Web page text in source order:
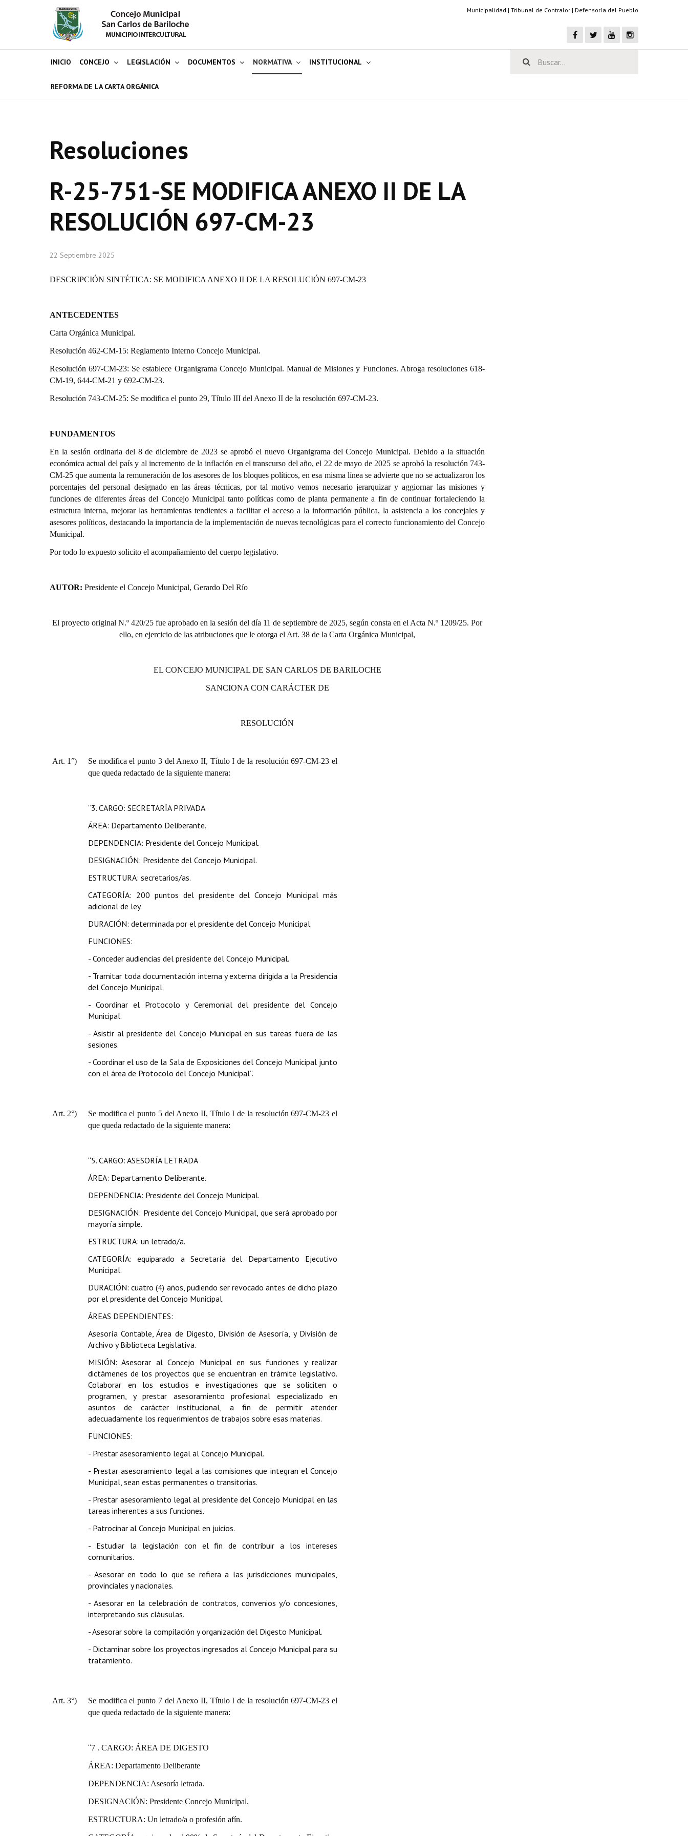
Municipalidad | Tribunal de Contralor | Defensoría del Pueblo
INICIO CONCEJO LEGISLACIÓN DOCUMENTOS NORMATIVA INSTITUCIONAL
REFORMA DE LA CARTA ORGÁNICA
Resoluciones
R-25-751-SE MODIFICA ANEXO II DE LA
RESOLUCIÓN 697-CM-23
22 Septiembre 2025
DESCRIPCIÓN SINTÉTICA: SE MODIFICA ANEXO II DE LA RESOLUCIÓN 697-CM-23
ANTECEDENTES
Carta Orgánica Municipal.
Resolución 462-CM-15: Reglamento Interno Concejo Municipal.
Resolución 697-CM-23: Se establece Organigrama Concejo Municipal. Manual de Misiones y Funciones. Abroga resoluciones 618-
CM-19, 644-CM-21 y 692-CM-23.
Resolución 743-CM-25: Se modifica el punto 29, Título III del Anexo II de la resolución 697-CM-23.
FUNDAMENTOS
En la sesión ordinaria del 8 de diciembre de 2023 se aprobó el nuevo Organigrama del Concejo Municipal.Debido a la situación
económica actual del país y al incremento de la inflación en el transcurso del año, el 22 de mayo de 2025 se aprobó la resolución 743-
CM-25 que aumenta la remuneración de los asesores de los bloques políticos, en esa misma línea se advierte que no se actualizaron los
porcentajes del personal designado en las áreas técnicas, por tal motivo vemos necesario jerarquizar y aggiornar las misiones y
funciones de diferentes áreas del Concejo Municipal tanto políticas como de planta permanente a fin de continuar fortaleciendo la
estructura interna, mejorar las herramientas tendientes a facilitar el acceso a la información pública, la asistencia a los concejales y
asesores políticos, destacando la importancia de la implementación de nuevas tecnológicas para el correcto funcionamiento del Concejo
Municipal.
Por todo lo expuesto solicito el acompañamiento del cuerpo legislativo.
AUTOR: Presidente el Concejo Municipal, Gerardo Del Río
El proyecto original N.º 420/25 fue aprobado en la sesión del día 11 de septiembre de 2025, según consta en el Acta N.º 1209/25. Por
ello, en ejercicio de las atribuciones que le otorga el Art. 38 de la Carta Orgánica Municipal,
EL CONCEJO MUNICIPAL DE SAN CARLOS DE BARILOCHE
SANCIONA CON CARÁCTER DE
RESOLUCIÓN
Art. 1°)
Se modifica el punto 3 del Anexo II, Título I de la resolución 697-CM-23 el
que queda redactado de la siguiente manera:
“3. CARGO: SECRETARÍA PRIVADA
ÁREA: Departamento Deliberante.
DEPENDENCIA: Presidente del Concejo Municipal.
DESIGNACIÓN: Presidente del Concejo Municipal.
ESTRUCTURA: secretarios/as.
CATEGORÍA: 200 puntos del presidente del Concejo Municipal más
adicional de ley.
DURACIÓN: determinada por el presidente del Concejo Municipal.
FUNCIONES:
- Conceder audiencias del presidente del Concejo Municipal.
- Tramitar toda documentación interna y externa dirigida a la Presidencia
del Concejo Municipal.
- Coordinar el Protocolo y Ceremonial del presidente del Concejo
Municipal.
- Asistir al presidente del Concejo Municipal en sus tareas fuera de las
sesiones.
- Coordinar el uso de la Sala de Exposiciones del Concejo Municipal junto
con el área de Protocolo del Concejo Municipal”.
Art. 2°)
Se modifica el punto 5 del Anexo II, Título I de la resolución 697-CM-23 el
que queda redactado de la siguiente manera:
“5. CARGO: ASESORÍA LETRADA
ÁREA: Departamento Deliberante.
DEPENDENCIA: Presidente del Concejo Municipal.
DESIGNACIÓN: Presidente del Concejo Municipal, que será aprobado por
mayoría simple.
ESTRUCTURA: un letrado/a.
CATEGORÍA: equiparado a Secretaría del Departamento Ejecutivo
Municipal.
DURACIÓN: cuatro (4) años, pudiendo ser revocado antes de dicho plazo
por el presidente del Concejo Municipal.
ÁREAS DEPENDIENTES:
Asesoría Contable, Área de Digesto, División de Asesoría, y División de
Archivo y Biblioteca Legislativa.
MISIÓN: Asesorar al Concejo Municipal en sus funciones y realizar
dictámenes de los proyectos que se encuentran en trámite legislativo.
Colaborar en los estudios e investigaciones que se soliciten o
programen, y prestar asesoramiento profesional especializado en
asuntos de carácter institucional, a fin de permitir atender
adecuadamente los requerimientos de trabajos sobre esas materias.
FUNCIONES:
- Prestar asesoramiento legal al Concejo Municipal.
- Prestar asesoramiento legal a las comisiones que integran el Concejo
Municipal, sean estas permanentes o transitorias.
- Prestar asesoramiento legal al presidente del Concejo Municipal en las
tareas inherentes a sus funciones.
- Patrocinar al Concejo Municipal en juicios.
- Estudiar la legislación con el fin de contribuir a los intereses
comunitarios.
- Asesorar en todo lo que se refiera a las jurisdicciones municipales,
provinciales y nacionales.
- Asesorar en la celebración de contratos, convenios y/o concesiones,
interpretando sus cláusulas.
- Asesorar sobre la compilación y organización del Digesto Municipal.
- Dictaminar sobre los proyectos ingresados al Concejo Municipal para su
tratamiento.
Art. 3°)
Se modifica el punto 7 del Anexo II, Título I de la resolución 697-CM-23 el
que queda redactado de la siguiente manera:
“7 . CARGO: ÁREA DE DIGESTO
ÁREA: Departamento Deliberante
DEPENDENCIA: Asesoría letrada.
DESIGNACIÓN: Presidente Concejo Municipal.
ESTRUCTURA: Un letrado/a o profesión afín.